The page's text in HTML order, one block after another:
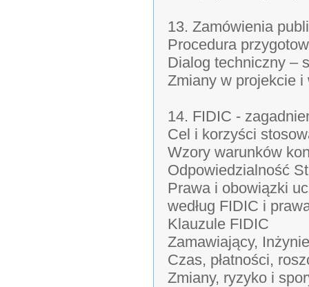
13. Zamówienia
Procedura
Dialog techniczny –
Zmiany w projekcie i
14. FIDIC -
Cel i korzyści
Wzory warunków
Odpowiedzialność
Prawa i obowiązki
według FIDIC i
Klauzule FIDIC
Zamawiający,
Czas, płatności,
Zmiany, ryzyko i